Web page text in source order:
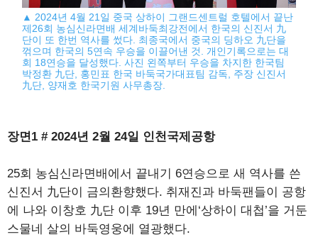
▲ 2024년 4월 21일 중국 상하이 그랜드센트럴 호텔에서 끝난
제26회 농심신라면배 세계바둑최강전에서 한국의 신진서 九
단이 또 한번 역사를 썼다. 최종국에서 중국의 딩하오 九단을
꺾으며 한국의 5연속 우승을 이끌어낸 것. 개인기록으로는 대
회 18연승을 달성했다. 사진 왼쪽부터 우승을 차지한 한국팀
박정환 九단, 홍민표 한국 바둑국가대표팀 감독, 주장 신진서
九단, 양재호 한국기원 사무총장.
장면1 # 2024년 2월 24일 인천국제공항
25회 농심신라면배에서 끝내기 6연승으로 새 역사를 쓴
신진서 九단이 금의환향했다. 취재진과 바둑팬들이 공항
에 나와 이창호 九단 이후 19년 만에‘상하이 대첩’을 거둔
스물네 살의 바둑영웅에 열광했다.